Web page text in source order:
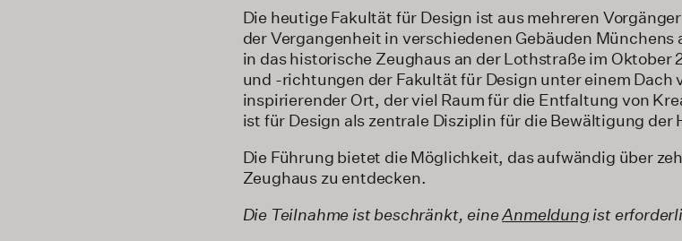
Die heutige Fakultät für Design ist aus mehreren
der Vergangenheit in verschiedenen Gebäuden
in das historische Zeughaus an der Lothstraße im Oktober
und -richtungen der Fakultät für Design unter einem Dach
inspirierender Ort, der viel Raum für die Entfaltung von
ist für Design als zentrale Disziplin für die Bewältigung der
Die Führung bietet die Möglichkeit, das aufwändig über
Zeughaus zu entdecken.
Die Teilnahme ist beschränkt, eineAnmeldung ist